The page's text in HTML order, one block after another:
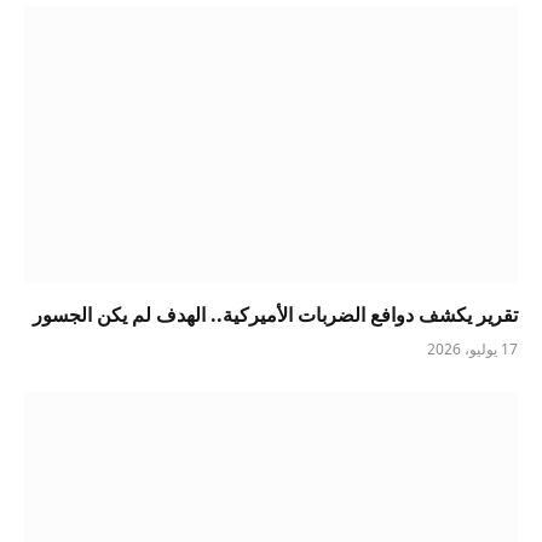
تقرير يكشف دوافع الضربات الأميركية.. الهدف لم يكن الجسور
17 يوليو، 2026